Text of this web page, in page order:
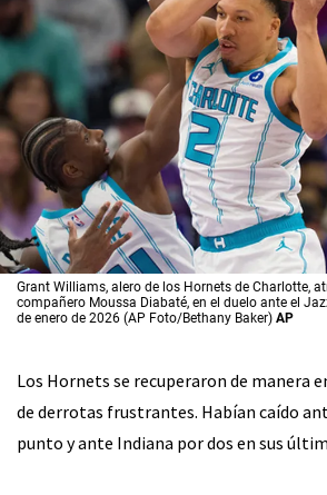
Grant Williams, alero de los Hornets de Charlotte,
compañero Moussa Diabaté, en el duelo ante el
de enero de 2026 (AP Foto/Bethany Baker) AP
Los Hornets se recuperaron de manera
de derrotas frustrantes. Habían caído
punto y ante Indiana por dos en sus